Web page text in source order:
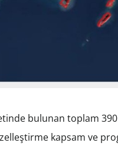
bulunan toplam
kapsam ve